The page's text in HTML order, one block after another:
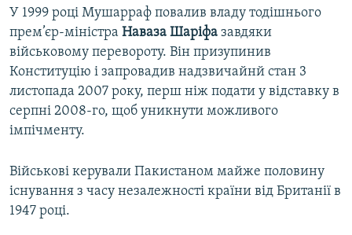
У 1999 році Мушарраф повалив владу тодішнього
прем’єр-міністра Наваза Шаріфа завдяки
військовому перевороту. Він призупинив
Конституцію і запровадив надзвичайнй стан 3
листопада 2007 року, перш ніж подати у відставку в
серпні 2008-го, щоб уникнути можливого
імпічменту.
Військові керували Пакистаном майже половину
існування з часу незалежності країни від Британії в
1947 році.